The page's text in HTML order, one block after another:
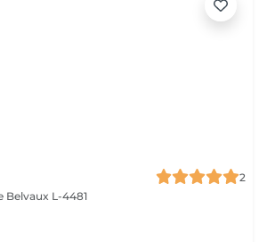
2
Belvaux L-4481